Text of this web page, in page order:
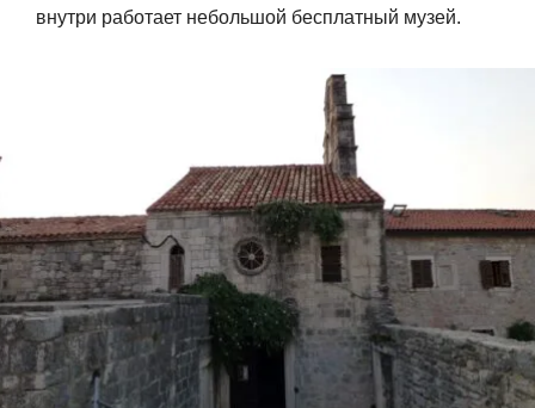
внутри работает небольшой бесплатный музей.